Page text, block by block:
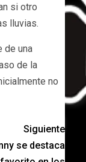
si otro
lluvias.
de una
de la
no
Siguiente
se destaca